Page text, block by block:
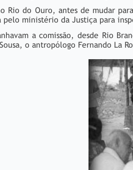
Rio do Ouro, antes de mudar
pelo ministério da Justiça para
a comissão, desde Rio
o antropólogo Fernando La